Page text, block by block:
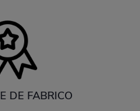
DE FABRICO